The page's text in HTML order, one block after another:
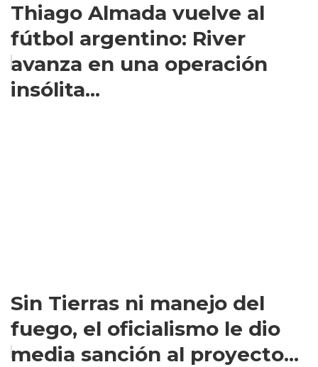
Thiago Almada vuelve al
fútbol argentino: River
avanza en una operación
insólita...
Sin Tierras ni manejo del
fuego, el oficialismo le dio
media sanción al proyecto...